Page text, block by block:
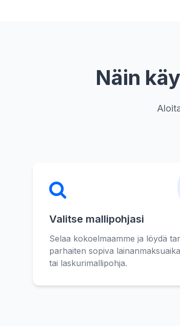
Näin
Valitse mallipohjasi
Selaa kokoelmaamme ja löydä
parhaiten sopiva
tai laskurimallipohja.